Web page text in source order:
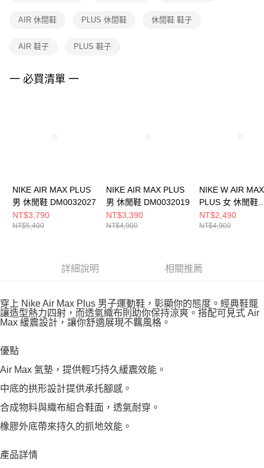
權轉讓予恩沛科技股份有限公司。
３．未成年的使用者請事先徵得法定代理人或監護人之同意方可使用
４．使用「AFTEE先享後付」時，將依據個別帳號之用戶狀況，依本公司即
AIR 休閒鞋 PLUS 休閒鞋 休閒鞋 鞋子
AIR 鞋子 PLUS 鞋子
一 必買清單 一
NIKE AIR MAX PLUS
男 休閒鞋 DM0032027
NT$3,790
NT$5,400
NIKE AIR MAX PLUS
男 休閒鞋 DM0032019
NT$3,390
NT$4,900
NIKE W AIR MAX
PLUS 女 休閒鞋
FV8480002
NT$2,490
NT$4,900
詳細說明 相關推薦
穿上 Nike Air Max Plus 男子運動鞋，彰顯你的態度。經典鞋籠
讓造型熱力四射，而透氣織布則助你保持涼爽。搭配可見式 Air
Max 緩震設計，讓你舒適展現不羈風格。
優點
Air Max 氣墊，提供輕巧持久緩震效能。
中底的拱形設計提供承托腳感。
合成物料與織布組合鞋面，透氣耐穿。
橡膠外底帶來持久的抓地效能。
產品詳情